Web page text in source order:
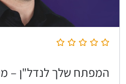
המפתח שלך לנדל"ן –